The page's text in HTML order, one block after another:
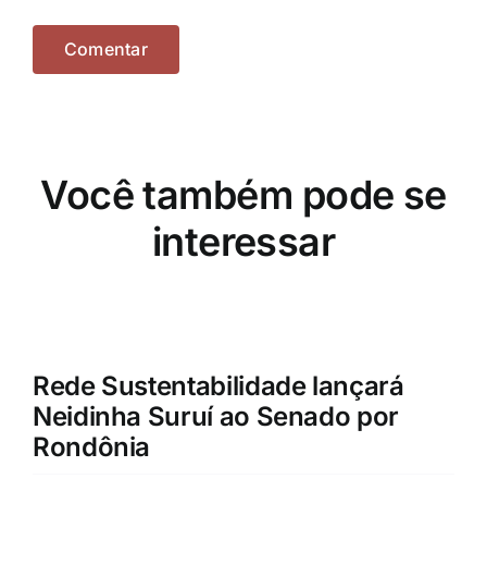
Você também pode se
interessar
Rede Sustentabilidade lançará
Neidinha Suruí ao Senado por
Rondônia